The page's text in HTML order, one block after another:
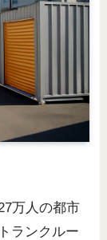
万人の都市
ランクルー